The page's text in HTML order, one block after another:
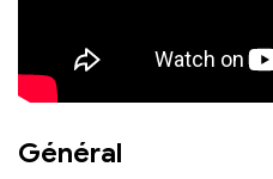
Général